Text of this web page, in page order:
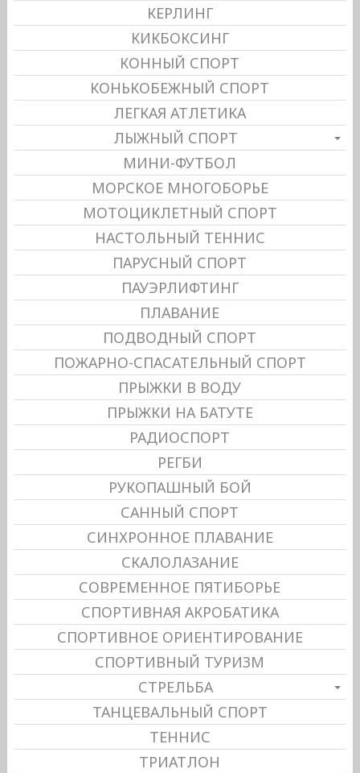
КЕРЛИНГ
КИКБОКСИНГ
КОННЫЙ СПОРТ
КОНЬКОБЕЖНЫЙ СПОРТ
ЛЕГКАЯ АТЛЕТИКА
ЛЫЖНЫЙ СПОРТ
МИНИ-ФУТБОЛ
МОРСКОЕ МНОГОБОРЬЕ
МОТОЦИКЛЕТНЫЙ СПОРТ
НАСТОЛЬНЫЙ ТЕННИС
ПАРУСНЫЙ СПОРТ
ПАУЭРЛИФТИНГ
ПЛАВАНИЕ
ПОДВОДНЫЙ СПОРТ
ПОЖАРНО-СПАСАТЕЛЬНЫЙ СПОРТ
ПРЫЖКИ В ВОДУ
ПРЫЖКИ НА БАТУТЕ
РАДИОСПОРТ
РЕГБИ
РУКОПАШНЫЙ БОЙ
САННЫЙ СПОРТ
СИНХРОННОЕ ПЛАВАНИЕ
СКАЛОЛАЗАНИЕ
СОВРЕМЕННОЕ ПЯТИБОРЬЕ
СПОРТИВНАЯ АКРОБАТИКА
СПОРТИВНОЕ ОРИЕНТИРОВАНИЕ
СПОРТИВНЫЙ ТУРИЗМ
СТРЕЛЬБА
ТАНЦЕВАЛЬНЫЙ СПОРТ
ТЕННИС
ТРИАТЛОН